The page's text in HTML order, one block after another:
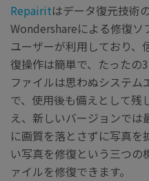
Repairitはデータ復元技術
Wondershareによる修復ソ
ユーザーが利用しており、
復操作は簡単で、たったの
ファイルは思わぬシステム
で、使用後も備えとして残
え、新しいバージョンでは
に画質を落とさずに写真
い写真を修復という三つの
ァイルを修復できます。